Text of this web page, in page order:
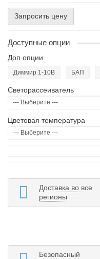
Запросить цену
Доступные опции
Доп опции
Диммир 1-10В БАП
Светорассеиватель
Цветовая температура
Доставка во все
регионы
Безопасный